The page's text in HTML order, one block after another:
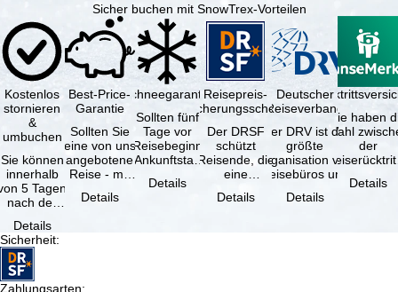
Sicher buchen mit SnowTrex-Vorteilen
Kostenlos
stornieren
&
umbuchen
Sie können
innerhalb
5 Tagen
nach der
kostenfrei
…
Details
Best-Price-
Garantie
Sollten Sie
eine von uns
angebotene
Reise - mit
Leistung und
Details
Schneegarantie
Sollten fünf
Tage vor
Reisebeginn
(Ankunftstag)
Schneemangel
Details
Reisepreis-
Sicherungsschein
Der DRSF
schützt
Reisende, die
eine
oder
Details
Deutscher
Reiseverband
Der DRV ist die
größte
Organisation von
Reisebüros und
Reiseveranstaltern
in …
Details
Sie haben
Wahl
der
(inklusive
Details
Sicherheit:
Zahlungsarten: